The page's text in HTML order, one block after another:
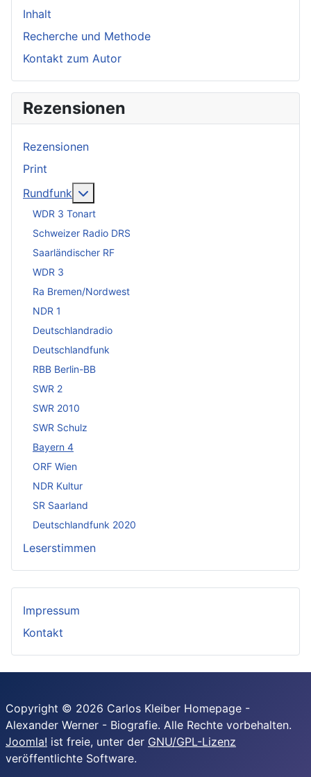
Inhalt
Recherche und Methode
Kontakt zum Autor
Rezensionen
Rezensionen
Print
Rundfunk
WDR 3 Tonart
Schweizer Radio DRS
Saarländischer RF
WDR 3
Ra Bremen/Nordwest
NDR 1
Deutschlandradio
Deutschlandfunk
RBB Berlin-BB
SWR 2
SWR 2010
SWR Schulz
Bayern 4
ORF Wien
NDR Kultur
SR Saarland
Deutschlandfunk 2020
Leserstimmen
Impressum
Kontakt
Copyright © 2026 Carlos Kleiber Homepage -
Alexander Werner - Biografie. Alle Rechte vorbehalten.
Joomla! ist freie, unter der GNU/GPL-Lizenz
veröffentlichte Software.